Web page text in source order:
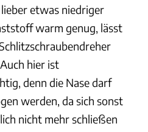
etwas niedriger
warm genug, lässt
hier ist
denn die Nase darf
werden, da sich sonst
nicht mehr schließen